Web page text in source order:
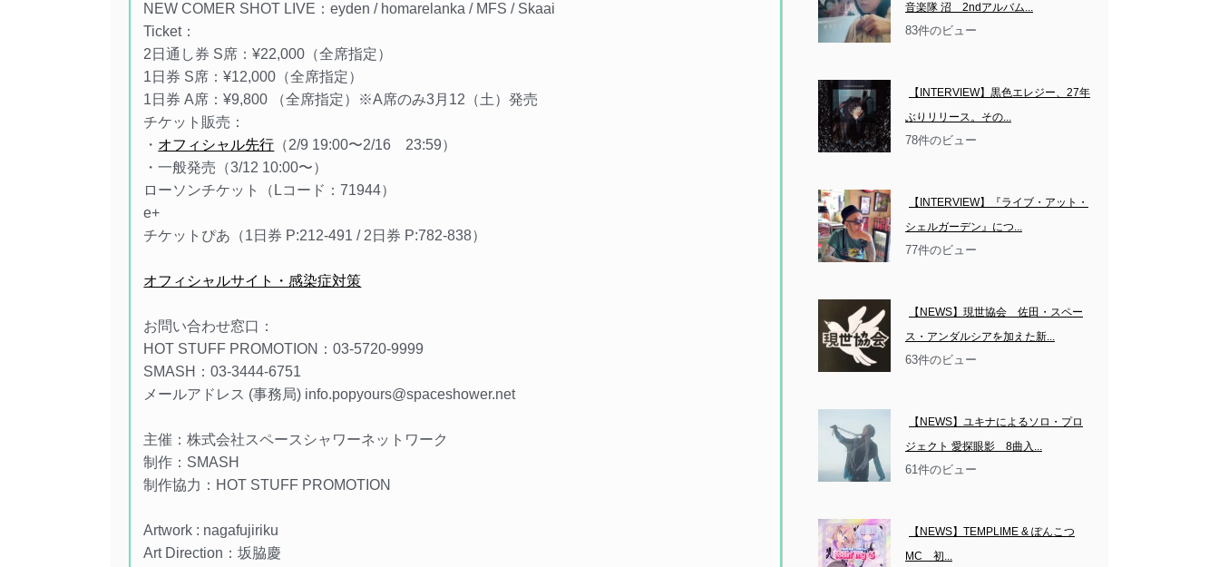
NEW COMER SHOT LIVE：eyden / homarelanka / MFS / Skaai
Ticket：
2日通し券 S席：¥22,000（全席指定）
1日券 S席：¥12,000（全席指定）
1日券 A席：¥9,800 （全席指定）※A席のみ3月12（土）発売
チケット販売：
・ オフィシャル先行 （2/9 19:00〜2/16 23:59）
・一般発売（3/12 10:00〜）
ローソンチケット（Lコード：71944）
e+
チケットぴあ（1日券 P:212-491 / 2日券 P:782-838）
オフィシャルサイト・感染症対策
お問い合わせ窓口：
HOT STUFF PROMOTION：03-5720-9999
SMASH：03-3444-6751
メールアドレス (事務局) info.popyours@spaceshower.net
主催：株式会社スペースシャワーネットワーク
制作：SMASH
制作協力：HOT STUFF PROMOTION
Artwork : nagafujiriku
Art Direction：坂脇慶
音楽隊 沼　2ndアルバム...
83件のビュー
【INTERVIEW】黒色エレジー、27年
ぶりリリース。その...
78件のビュー
【INTERVIEW】『ライブ・アット・
シェルガーデン』につ...
77件のビュー
【NEWS】現世協会　佐田・スペー
ス・アンダルシアを加えた新...
63件のビュー
【NEWS】ユキナによるソロ・プロ
ジェクト 愛探眼影　8曲入...
61件のビュー
【NEWS】TEMPLIME & ぽんこつ
MC　初...